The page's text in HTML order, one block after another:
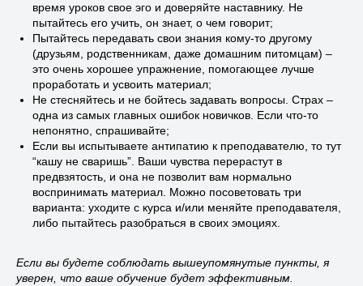
время уроков свое эго и доверяйте наставнику. Не
пытайтесь его учить, он знает, о чем говорит;
Пытайтесь передавать свои знания кому-то другому
(друзьям, родственникам, даже домашним питомцам) –
это очень хорошее упражнение, помогающее лучше
проработать и усвоить материал;
Не стесняйтесь и не бойтесь задавать вопросы. Страх –
одна из самых главных ошибок новичков. Если что-то
непонятно, спрашивайте;
Если вы испытываете антипатию к преподавателю, то тут
“кашу не сваришь”. Ваши чувства перерастут в
предвзятость, и она не позволит вам нормально
воспринимать материал. Можно посоветовать три
варианта: уходите с курса и/или меняйте преподавателя,
либо пытайтесь разобраться в своих эмоциях.
Если вы будете соблюдать вышеупомянутые пункты, я
уверен, что ваше обучение будет эффективным.